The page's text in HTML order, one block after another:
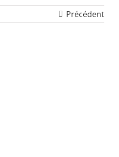
Précédent